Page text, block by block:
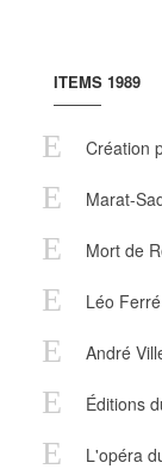
ITEMS 1989
Création
Marat-
Mort de
Léo
André
Éditions
L'opéra